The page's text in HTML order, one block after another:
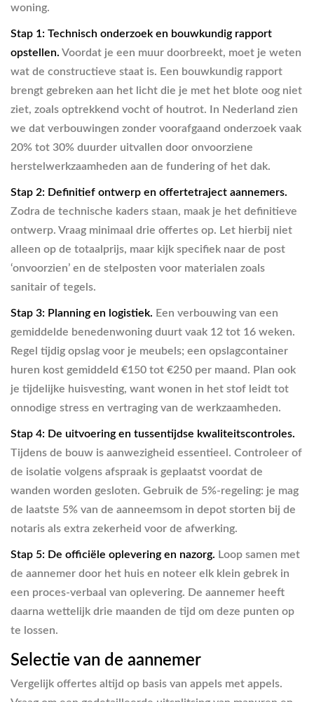
woning.
Stap 1: Technisch onderzoek en bouwkundig rapport
opstellen. Voordat je een muur doorbreekt, moet je weten
wat de constructieve staat is. Een bouwkundig rapport
brengt gebreken aan het licht die je met het blote oog niet
ziet, zoals optrekkend vocht of houtrot. In Nederland zien
we dat verbouwingen zonder voorafgaand onderzoek vaak
20% tot 30% duurder uitvallen door onvoorziene
herstelwerkzaamheden aan de fundering of het dak.
Stap 2: Definitief ontwerp en offertetraject aannemers.
Zodra de technische kaders staan, maak je het definitieve
ontwerp. Vraag minimaal drie offertes op. Let hierbij niet
alleen op de totaalprijs, maar kijk specifiek naar de post
‘onvoorzien’ en de stelposten voor materialen zoals
sanitair of tegels.
Stap 3: Planning en logistiek. Een verbouwing van een
gemiddelde benedenwoning duurt vaak 12 tot 16 weken.
Regel tijdig opslag voor je meubels; een opslagcontainer
huren kost gemiddeld €150 tot €250 per maand. Plan ook
je tijdelijke huisvesting, want wonen in het stof leidt tot
onnodige stress en vertraging van de werkzaamheden.
Stap 4: De uitvoering en tussentijdse kwaliteitscontroles.
Tijdens de bouw is aanwezigheid essentieel. Controleer of
de isolatie volgens afspraak is geplaatst voordat de
wanden worden gesloten. Gebruik de 5%-regeling: je mag
de laatste 5% van de aanneemsom in depot storten bij de
notaris als extra zekerheid voor de afwerking.
Stap 5: De officiële oplevering en nazorg. Loop samen met
de aannemer door het huis en noteer elk klein gebrek in
een proces-verbaal van oplevering. De aannemer heeft
daarna wettelijk drie maanden de tijd om deze punten op
te lossen.
Selectie van de aannemer
Vergelijk offertes altijd op basis van appels met appels.